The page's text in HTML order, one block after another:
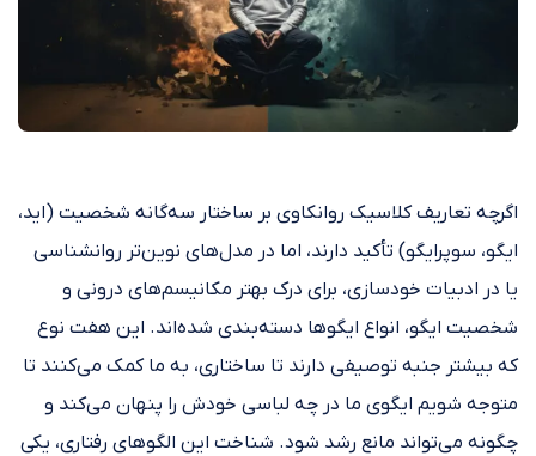
اگرچه تعاریف کلاسیک روانکاوی بر ساختار سه‌گانه شخصیت (اید،
ایگو، سوپرایگو) تأکید دارند، اما در مدل‌های نوین‌تر روانشناسی
یا در ادبیات خودسازی، برای درک بهتر مکانیسم‌های درونی و
شخصیت ایگو، انواع ایگوها دسته‌بندی شده‌اند. این هفت نوع
که بیشتر جنبه توصیفی دارند تا ساختاری، به ما کمک می‌کنند تا
متوجه شویم ایگوی ما در چه لباسی خودش را پنهان می‌کند و
چگونه می‌تواند مانع رشد شود. شناخت این الگوهای رفتاری، یکی